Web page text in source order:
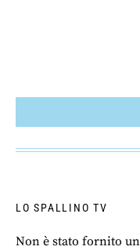
LO SPALLINO TV
Non è stato fornito